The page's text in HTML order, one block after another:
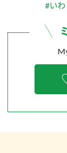
#いわ